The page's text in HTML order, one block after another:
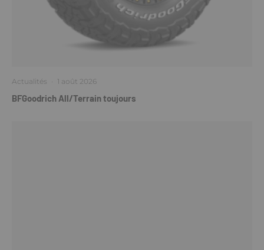
Actualités · 1 août 2026
BFGoodrich All/Terrain toujours